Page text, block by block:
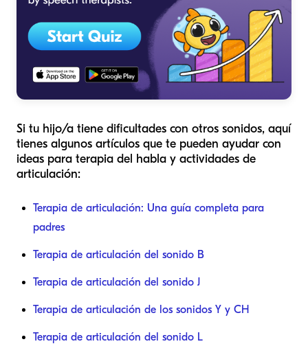
Si tu hijo/a tiene dificultades con otros sonidos, aquí
tienes algunos artículos que te pueden ayudar con
ideas para terapia del habla y actividades de
articulación:
Terapia de articulación: Una guía completa para
padres
Terapia de articulación del sonido B
Terapia de articulación del sonido J
Terapia de articulación de los sonidos Y y CH
Terapia de articulación del sonido L